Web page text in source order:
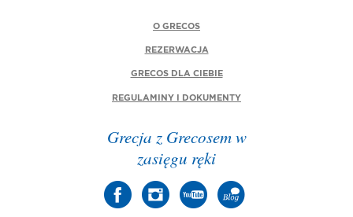
O GRECOS
REZERWACJA
GRECOS DLA CIEBIE
REGULAMINY I DOKUMENTY
Grecja z Grecosem w
zasięgu ręki